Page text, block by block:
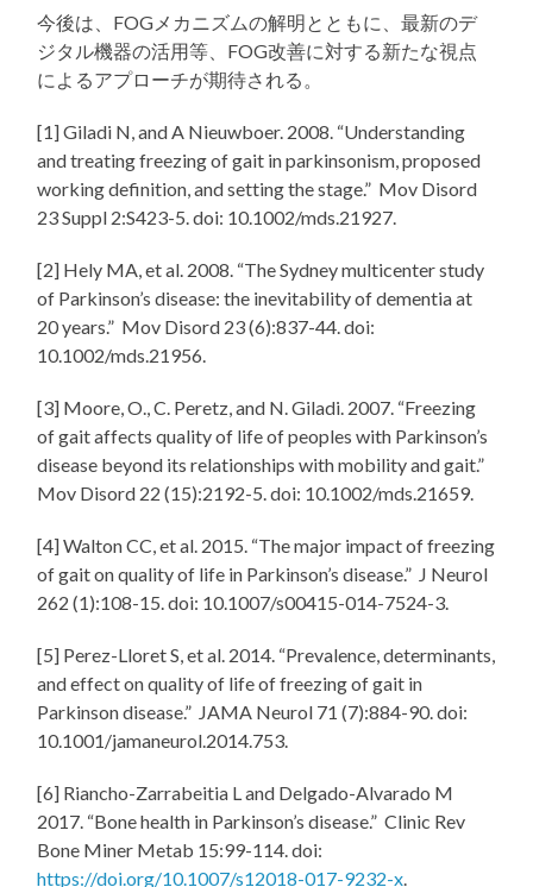
今後は、FOGメカニズムの解明とともに、最新のデ
ジタル機器の活用等、FOG改善に対する新たな視点
によるアプローチが期待される。
[1] Giladi N, and A Nieuwboer. 2008. “Understanding
and treating freezing of gait in parkinsonism, proposed
working definition, and setting the stage.” Mov Disord
23 Suppl 2:S423-5. doi: 10.1002/mds.21927.
[2] Hely MA, et al. 2008. “The Sydney multicenter study
of Parkinson’s disease: the inevitability of dementia at
20 years.” Mov Disord 23 (6):837-44. doi:
10.1002/mds.21956.
[3] Moore, O., C. Peretz, and N. Giladi. 2007. “Freezing
of gait affects quality of life of peoples with Parkinson’s
disease beyond its relationships with mobility and gait.”
Mov Disord 22 (15):2192-5. doi: 10.1002/mds.21659.
[4] Walton CC, et al. 2015. “The major impact of freezing
of gait on quality of life in Parkinson’s disease.” J Neurol
262 (1):108-15. doi: 10.1007/s00415-014-7524-3.
[5] Perez-Lloret S, et al. 2014. “Prevalence, determinants,
and effect on quality of life of freezing of gait in
Parkinson disease.” JAMA Neurol 71 (7):884-90. doi:
10.1001/jamaneurol.2014.753.
[6] Riancho-Zarrabeitia L and Delgado-Alvarado M
2017. “Bone health in Parkinson’s disease.” Clinic Rev
Bone Miner Metab 15:99-114. doi:
https://doi.org/10.1007/s12018-017-9232-x